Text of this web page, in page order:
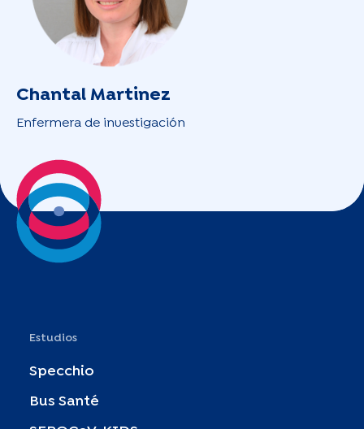
Chantal Martinez
Enfermera de investigación
Estudios
Specchio
Bus Santé